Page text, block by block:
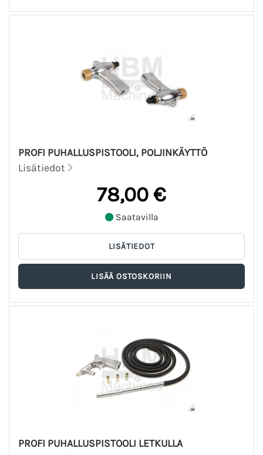
PROFI PUHALLUSPISTOOLI, POLJINKÄYTTÖ
Lisätiedot
78,00 €
Saatavilla
PROFI PUHALLUSPISTOOLI LETKULLA